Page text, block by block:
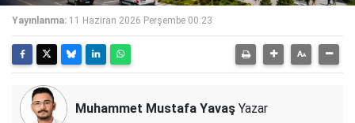
Yayınlanma: 11 Haziran 2026 Perşembe 00:23
Muhammet Mustafa Yavaş Yazar